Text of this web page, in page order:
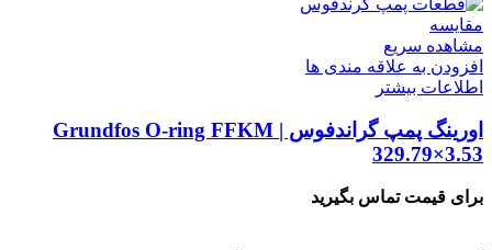
مقایسه
مشاهده سریع
افزودن به علاقه مندی ها
اطلاعات بیشتر
اورینگ پمپ گراندفوس | Grundfos O-ring FFKM
329.79×3.53
برای قیمت تماس بگیرید